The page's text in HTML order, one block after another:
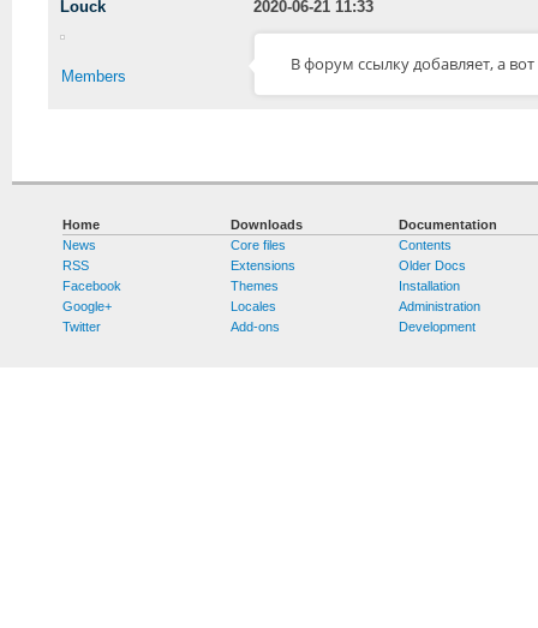
Louck 2020-06-21 11:33
Members
В форум ссылку добавляет, а
Home
News
RSS
Facebook
Google+
Twitter
Downloads
Core files
Extensions
Themes
Locales
Add-ons
Documentation
Contents
Older Docs
Installation
Administration
Development